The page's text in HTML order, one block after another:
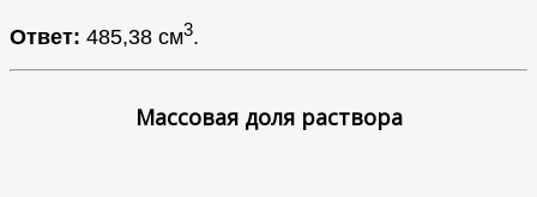
Ответ: 485,38 см3.
Массовая доля раствора